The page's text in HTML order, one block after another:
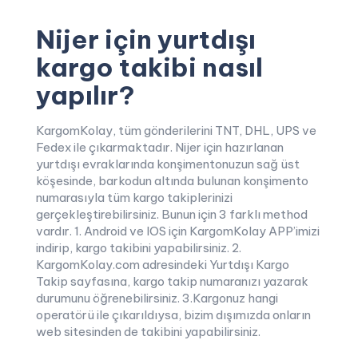
Nijer için yurtdışı
kargo takibi nasıl
yapılır?
KargomKolay, tüm gönderilerini TNT, DHL, UPS ve
Fedex ile çıkarmaktadır. Nijer için hazırlanan
yurtdışı evraklarında konşimentonuzun sağ üst
köşesinde, barkodun altında bulunan konşimento
numarasıyla tüm kargo takiplerinizi
gerçekleştirebilirsiniz. Bunun için 3 farklı method
vardır. 1. Android ve IOS için KargomKolay APP’imizi
indirip, kargo takibini yapabilirsiniz. 2.
KargomKolay.com adresindeki Yurtdışı Kargo
Takip sayfasına, kargo takip numaranızı yazarak
durumunu öğrenebilirsiniz. 3.Kargonuz hangi
operatörü ile çıkarıldıysa, bizim dışımızda onların
web sitesinden de takibini yapabilirsiniz.